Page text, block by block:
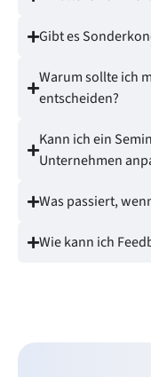
Gibt es
Warum sollte ich
entscheiden?
Kann ich ein
Unternehmen
Was passiert,
Wie kann ich